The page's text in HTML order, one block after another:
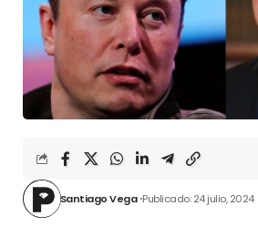
Santiago Vega Publicado: 24 julio, 2024